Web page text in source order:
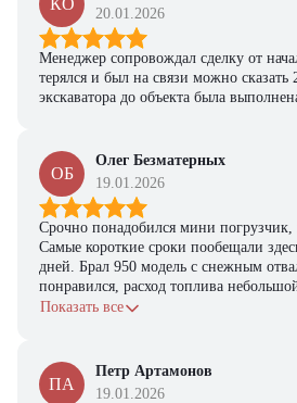
КО
20.01.2026
Менеджер сопровождал сделку от
терялся и был на связи можно сказать
экскаватора до объекта была
ОБ
Олег Безматерных
19.01.2026
Срочно понадобился мини погрузчик,
Самые короткие сроки пообещали
дней. Брал 950 модель с снежным
понравился, расход топлива
с задачами справляется.
Показать все
ПА
Петр Артамонов
19.01.2026